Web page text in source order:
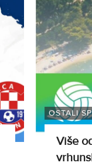
OSTALI
Više